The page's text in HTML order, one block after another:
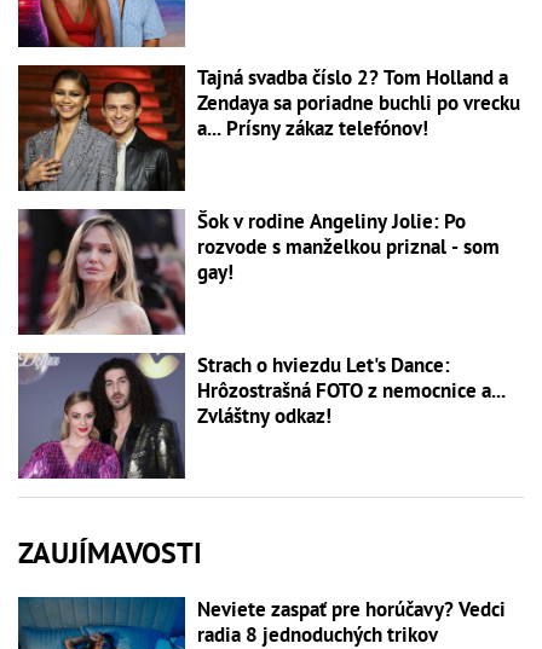
Tajná svadba číslo 2? Tom Holland a
Zendaya sa poriadne buchli po vrecku
a... Prísny zákaz telefónov!
Šok v rodine Angeliny Jolie: Po
rozvode s manželkou priznal - som
gay!
Strach o hviezdu Let's Dance:
Hrôzostrašná FOTO z nemocnice a...
Zvláštny odkaz!
ZAUJÍMAVOSTI
Neviete zaspať pre horúčavy? Vedci
radia 8 jednoduchých trikov